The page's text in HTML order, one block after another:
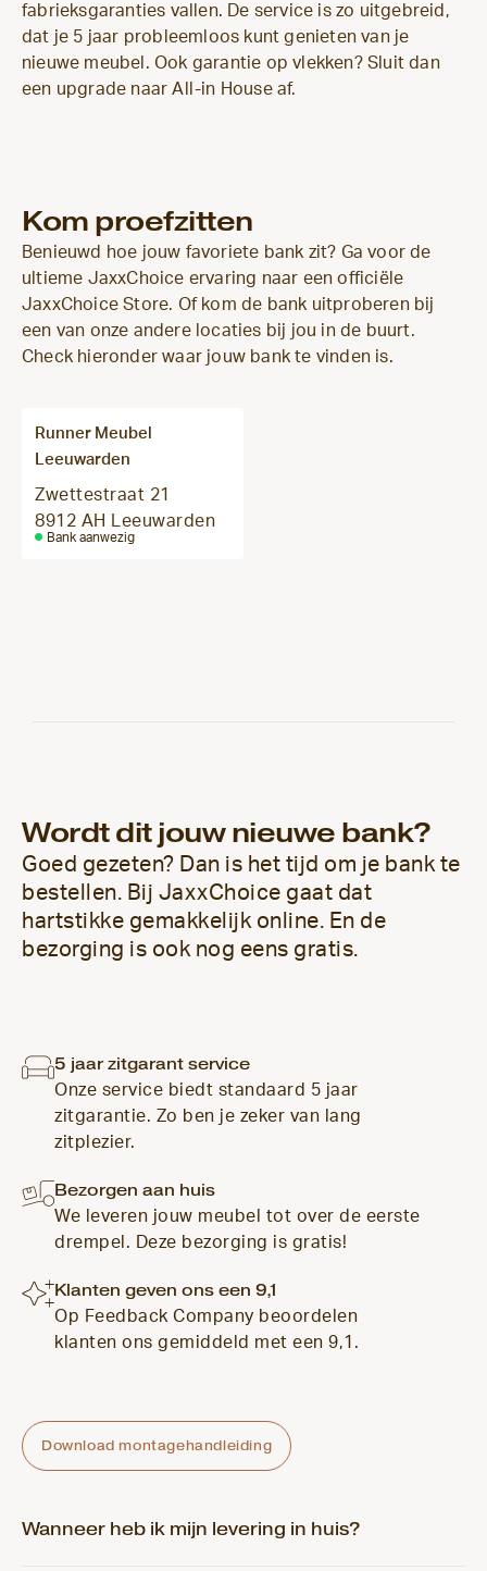
fabrieksgaranties vallen. De service is zo uitgebreid,
dat je 5 jaar probleemloos kunt genieten van je
nieuwe meubel. Ook garantie op vlekken? Sluit dan
een upgrade naar All-in House af.
Kom proefzitten
Benieuwd hoe jouw favoriete bank zit? Ga voor de
ultieme JaxxChoice ervaring naar een officiële
JaxxChoice Store. Of kom de bank uitproberen bij
een van onze andere locaties bij jou in de buurt.
Check hieronder waar jouw bank te vinden is.
Runner Meubel
Leeuwarden
Zwettestraat 21
8912 AH Leeuwarden
Bank aanwezig
Wordt dit jouw nieuwe bank?
Goed gezeten? Dan is het tijd om je bank te
bestellen. Bij JaxxChoice gaat dat
hartstikke gemakkelijk online. En de
bezorging is ook nog eens gratis.
5 jaar zitgarant service
Onze service biedt standaard 5 jaar
zitgarantie. Zo ben je zeker van lang
zitplezier.
Bezorgen aan huis
We leveren jouw meubel tot over de eerste
drempel. Deze bezorging is gratis!
Klanten geven ons een 9,1
Op Feedback Company beoordelen
klanten ons gemiddeld met een 9,1.
Download montagehandleiding
Wanneer heb ik mijn levering in huis?